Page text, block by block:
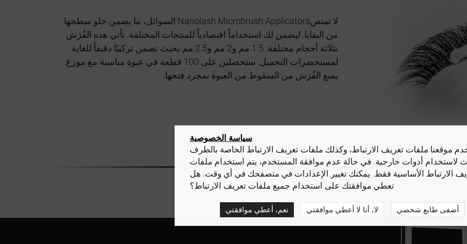
لا تمتصNanolash Microbrush Applicators السوائل، ما يضمن خلو سطحها
من البقايا. ليضمن لك استخداماً اقتصادياً للمنتجات المختلفة. تأتي هذه الفُرَش
بثلاثة أحجام مختلفة: 1.5 مم و2 مم و2.5 مم بحيث تضمن تركيبًا دقيقاً للغاية
لمستحضرات التجميل. ستحصلين على 100 قطعة في عبوة مناسبة مع موزع
يمنع الفُرَش من السقوط من العبوة بمجرد فتحها.
سياسة الخصوصية
موقعنا ملفات تعريف الارتباط، وكذلك ملفات تعريف الارتباط الخاصة بالطرف
لاستخدام أدوات خارجية. في حالة عدم موافقة المستخدم، يتم استخدام ملفات
الارتباط الأساسية فقط. يمكنك تغيير الإعدادات في متصفحك في أي وقت. هل
تعطي موافقتك على استخدام جميع ملفات تعريف الارتباط؟
نعم، أعطي موافقتي لا، أنا لا أعطي موافقتي أضفى طابع شخصي